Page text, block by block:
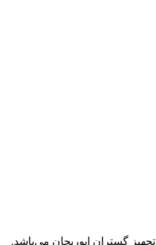
تجهیز گستران ابوریحان می‌باشد.